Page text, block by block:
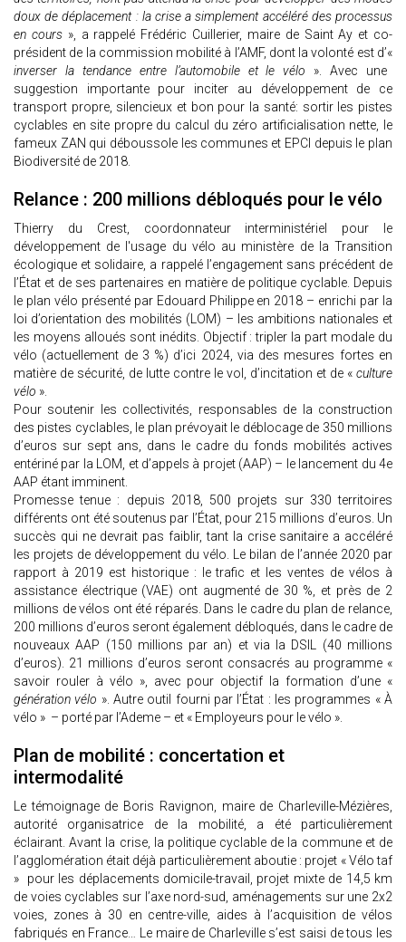
doux de déplacement : la crise a simplement accéléré des processus
en cours», a rappelé Frédéric Cuillerier, maire de Saint Ay et co-
président de la commission mobilité à l’AMF, dont la volonté est d’«
inverser la tendance entre l’automobile et le vélo ». Avec une
suggestion importante pour inciter au développement de ce
transport propre, silencieux et bon pour la santé: sortir les pistes
cyclables en site propre du calcul du zéro artificialisation nette, le
fameux ZAN qui déboussole les communes et EPCI depuis le plan
Biodiversité de 2018.
Relance : 200 millions débloqués pour le vélo
Thierry du Crest, coordonnateur interministériel pour le
développement de l'usage du vélo au ministère de la Transition
écologique et solidaire, a rappelé l’engagement sans précédent de
l’État et de ses partenaires en matière de politique cyclable. Depuis
le plan vélo présenté par Edouard Philippe en 2018 – enrichi par la
loi d’orientation des mobilités (LOM) – les ambitions nationales et
les moyens alloués sont inédits. Objectif : tripler la part modale du
vélo (actuellement de 3 %) d’ici 2024, via des mesures fortes en
matière de sécurité, de lutte contre le vol, d’incitation et de « culture
vélo ».
Pour soutenir les collectivités, responsables de la construction
des pistes cyclables, le plan prévoyait le déblocage de 350 millions
d’euros sur sept ans, dans le cadre du fonds mobilités actives
entériné par la LOM, et d’appels à projet (AAP) – le lancement du 4e
AAP étant imminent.
Promesse tenue : depuis 2018, 500 projets sur 330 territoires
différents ont été soutenus par l’État, pour 215 millions d’euros. Un
succès qui ne devrait pas faiblir, tant la crise sanitaire a accéléré
les projets de développement du vélo. Le bilan de l’année 2020 par
rapport à 2019 est historique : le trafic et les ventes de vélos à
assistance électrique (VAE) ont augmenté de 30 %, et près de 2
millions de vélos ont été réparés. Dans le cadre du plan de relance,
200 millions d’euros seront également débloqués, dans le cadre de
nouveaux AAP (150 millions par an) et via la DSIL (40 millions
d’euros). 21 millions d’euros seront consacrés au programme «
savoir rouler à vélo », avec pour objectif la formation d’une «
génération vélo ». Autre outil fourni par l’État : les programmes « À
vélo » – porté par l’Ademe – et « Employeurs pour le vélo ».
Plan de mobilité : concertation et
intermodalité
Le témoignage de Boris Ravignon, maire de Charleville-Mézières,
autorité organisatrice de la mobilité, a été particulièrement
éclairant. Avant la crise, la politique cyclable de la commune et de
l’agglomération était déjà particulièrement aboutie : projet « Vélo taf
» pour les déplacements domicile-travail, projet mixte de 14,5 km
de voies cyclables sur l’axe nord-sud, aménagements sur une 2x2
voies, zones à 30 en centre-ville, aides à l’acquisition de vélos
fabriqués en France… Le maire de Charleville s’est saisi de tous les